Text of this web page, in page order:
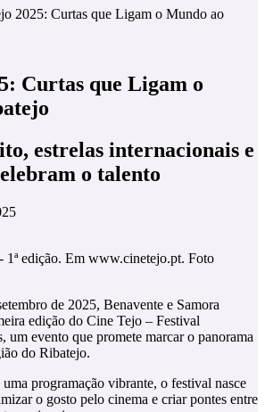
2025: Curtas que Ligam o Mundo ao
Curtas que Ligam o
estrelas internacionais e
o talento
1ª edição. Em www.cinetejo.pt. Foto
de 2025, Benavente e Samora
edição do Cine Tejo – Festival
um evento que promete marcar o panorama
do Ribatejo.
programação vibrante, o festival nasce
o gosto pelo cinema e criar pontes entre